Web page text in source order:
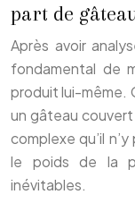
part de
Après avoir
fondamental de
produit lui-même.
un gâteau
complexe qu’il
le poids de la
inévitables.